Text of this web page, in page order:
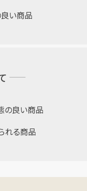
い商品
の良い商品
れる商品